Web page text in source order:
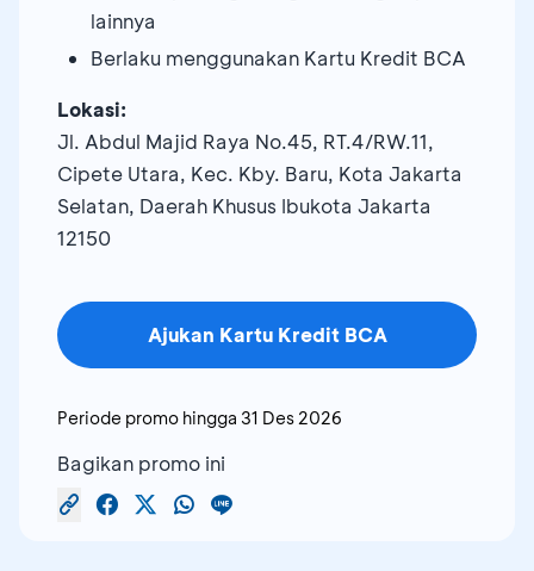
lainnya
Berlaku menggunakan Kartu Kredit BCA
Lokasi:
Jl. Abdul Majid Raya No.45, RT.4/RW.11,
Cipete Utara, Kec. Kby. Baru, Kota Jakarta
Selatan, Daerah Khusus Ibukota Jakarta
12150
Ajukan Kartu Kredit BCA
Periode promo hingga 31 Des 2026
Bagikan promo ini